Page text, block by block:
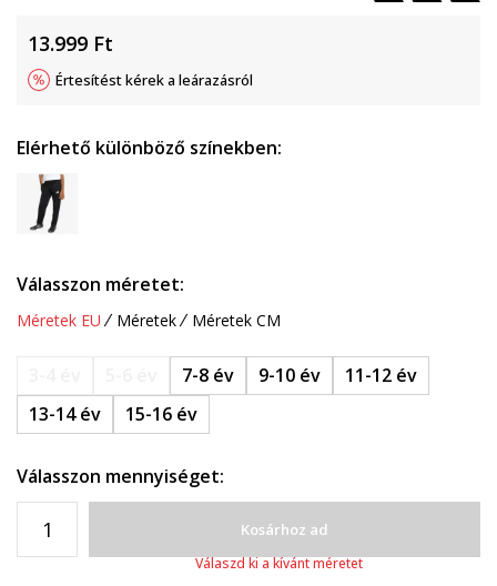
13.999 Ft
Értesítést kérek a leárazásról
Elérhető különböző színekben:
Válasszon méretet:
Méretek EU Méretek Méretek CM
7-8 év 9-10 év
11-12 év
13-14 év
15-16 év
Válasszon mennyiséget:
Kosárhoz ad
Válaszd ki a kívánt méretet